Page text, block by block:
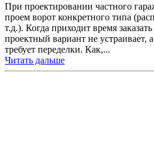
При проектировании частного
проем ворот конкретного типа
т.д.). Когда приходит время
проектный вариант не устраивает,
требует переделки. Как,...
Читать дальше